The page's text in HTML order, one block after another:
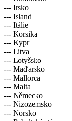
--- Irsko
--- Island
--- Itálie
--- Korsika
--- Kypr
--- Litva
--- Lotyšsko
--- Maďarsko
--- Mallorca
--- Malta
--- Německo
--- Nizozemsko
--- Norsko